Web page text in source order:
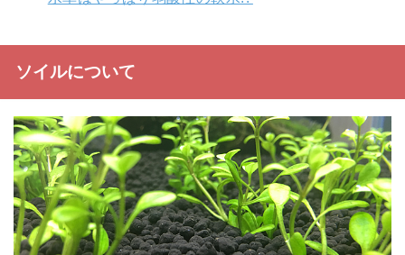
ソイルについて